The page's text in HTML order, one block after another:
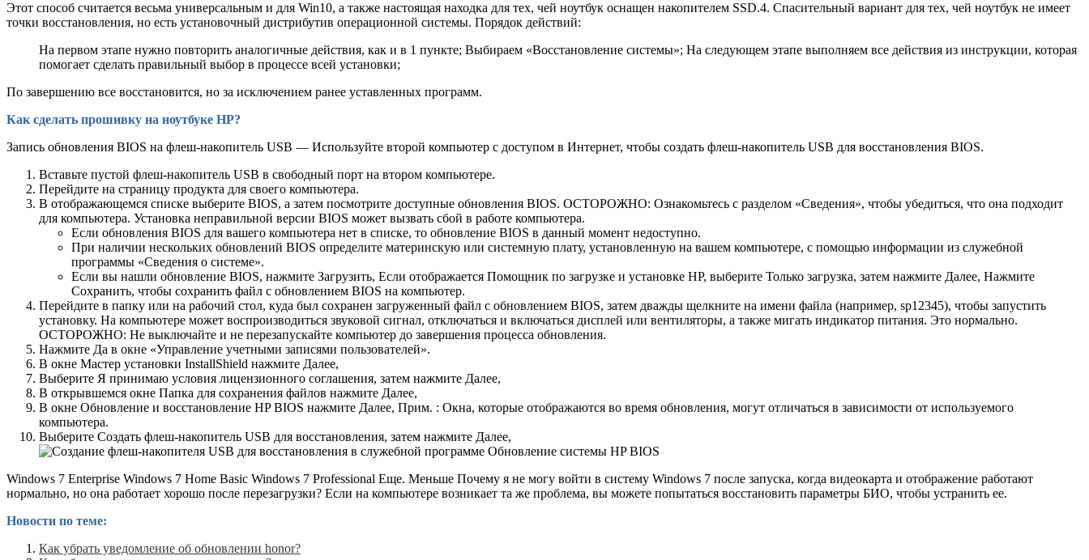
Этот способ считается весьма универсальным и для Win10, а также настоящая находка для тех, чей ноутбук оснащен накопителем SSD.4. Спасительный вариант для тех, чей ноутбук не имеет
точки восстановления, но есть установочный дистрибутив операционной системы. Порядок действий:
На первом этапе нужно повторить аналогичные действия, как и в 1 пункте; Выбираем «Восстановление системы»; На следующем этапе выполняем все действия из инструкции, которая
помогает сделать правильный выбор в процессе всей установки;
По завершению все восстановится, но за исключением ранее уставленных программ.
Как сделать прошивку на ноутбуке HP?
Запись обновления BIOS на флеш-накопитель USB — Используйте второй компьютер с доступом в Интернет, чтобы создать флеш-накопитель USB для восстановления BIOS.
Вставьте пустой флеш-накопитель USB в свободный порт на втором компьютере.
Перейдите на страницу продукта для своего компьютера.
В отображающемся списке выберите BIOS, а затем посмотрите доступные обновления BIOS. ОСТОРОЖНО: Ознакомьтесь с разделом «Сведения», чтобы убедиться, что она подходит
для компьютера. Установка неправильной версии BIOS может вызвать сбой в работе компьютера.
Если обновления BIOS для вашего компьютера нет в списке, то обновление BIOS в данный момент недоступно.
При наличии нескольких обновлений BIOS определите материнскую или системную плату, установленную на вашем компьютере, с помощью информации из служебной
программы «Сведения о системе».
Если вы нашли обновление BIOS, нажмите Загрузить, Если отображается Помощник по загрузке и установке HP, выберите Только загрузка, затем нажмите Далее, Нажмите
Сохранить, чтобы сохранить файл с обновлением BIOS на компьютер.
Перейдите в папку или на рабочий стол, куда был сохранен загруженный файл с обновлением BIOS, затем дважды щелкните на имени файла (например, sp12345), чтобы запустить
установку. На компьютере может воспроизводиться звуковой сигнал, отключаться и включаться дисплей или вентиляторы, а также мигать индикатор питания. Это нормально.
ОСТОРОЖНО: Не выключайте и не перезапускайте компьютер до завершения процесса обновления.
Нажмите Да в окне «Управление учетными записями пользователей».
В окне Мастер установки InstallShield нажмите Далее,
Выберите Я принимаю условия лицензионного соглашения, затем нажмите Далее,
В открывшемся окне Папка для сохранения файлов нажмите Далее,
В окне Обновление и восстановление HP BIOS нажмите Далее, Прим. : Окна, которые отображаются во время обновления, могут отличаться в зависимости от используемого
компьютера.
Выберите Создать флеш-накопитель USB для восстановления, затем нажмите Далее,
Windows 7 Enterprise Windows 7 Home Basic Windows 7 Professional Еще. Меньше Почему я не могу войти в систему Windows 7 после запуска, когда видеокарта и отображение работают
нормально, но она работает хорошо после перезагрузки? Если на компьютере возникает та же проблема, вы можете попытаться восстановить параметры БИО, чтобы устранить ее.
Новости по теме:
Как убрать уведомление об обновлении honor?